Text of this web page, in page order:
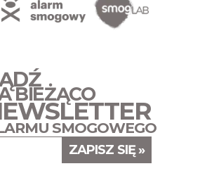
BIEŻĄCO
SMOGOWEGO
ZAPISZ SIĘ »